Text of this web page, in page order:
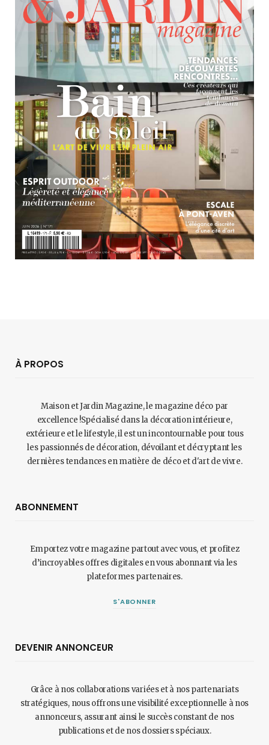
À PROPOS
Maison et Jardin Magazine, le magazine déco par
excellence !Spécialisé dans la décoration intérieure,
extérieure et le lifestyle, il est un incontournable pour tous
les passionnés de décoration, dévoilant et décryptant les
dernières tendances en matière de déco et d'art de vivre.
ABONNEMENT
Emportez votre magazine partout avec vous, et profitez
d’incroyables offres digitales en vous abonnant via les
plateformes partenaires.
S'ABONNER
DEVENIR ANNONCEUR
Grâce à nos collaborations variées et à nos partenariats
stratégiques, nous offrons une visibilité exceptionnelle à nos
annonceurs, assurant ainsi le succès constant de nos
publications et de nos dossiers spéciaux.